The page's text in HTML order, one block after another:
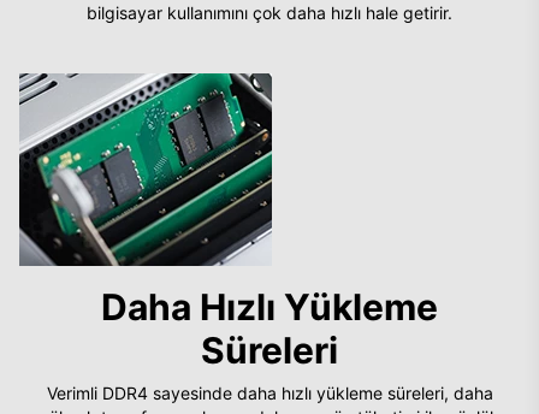
bilgisayar kullanımını çok daha hızlı hale getirir.
Daha Hızlı Yükleme
Süreleri
Verimli DDR4 sayesinde daha hızlı yükleme süreleri, daha